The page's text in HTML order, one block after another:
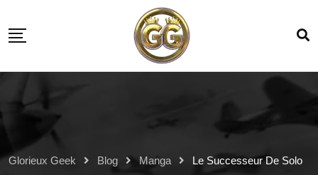
Glorieux Geek Blog Manga
Le Successeur De Solo